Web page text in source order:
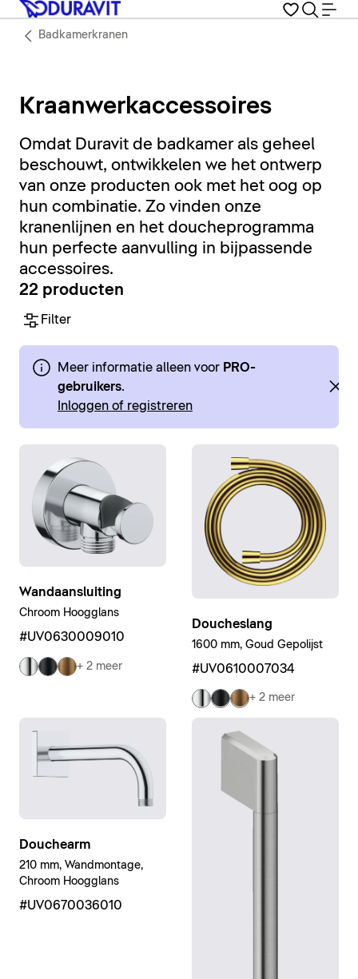
Badkamerkranen
Kraanwerkaccessoires
Omdat Duravit de badkamer als geheel
beschouwt, ontwikkelen we het ontwerp
van onze producten ook met het oog op
hun combinatie. Zo vinden onze
kranenlijnen en het doucheprogramma
hun perfecte aanvulling in bijpassende
accessoires.
22 producten
Filter
Meer informatie alleen voor PRO-
gebruikers.
Inloggen of registreren
Wandaansluiting
Chroom Hoogglans
#UV0630009010
+ 2 meer
Doucheslang
1600 mm, Goud Gepolijst
#UV0610007034
+ 2 meer
Douchearm
210 mm, Wandmontage,
Chroom Hoogglans
#UV0670036010